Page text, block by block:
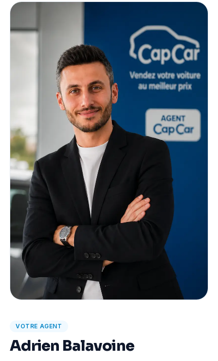
VOTRE AGENT
Adrien Balavoine